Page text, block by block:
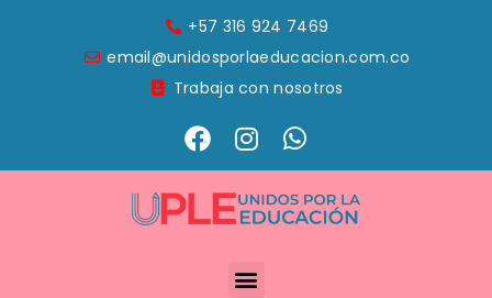
+57 316 924 7469
email@unidosporlaeducacion.com.co
Trabaja con nosotros